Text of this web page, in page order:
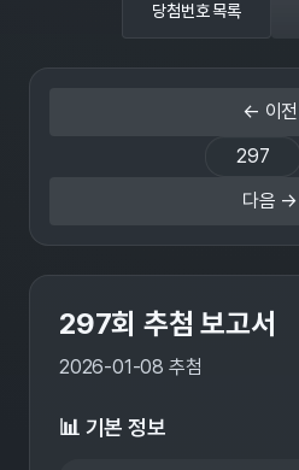
당첨번호 목록
← 이전
다음 →
297회 추첨 보고서
2026-01-08 추첨
📊 기본 정보